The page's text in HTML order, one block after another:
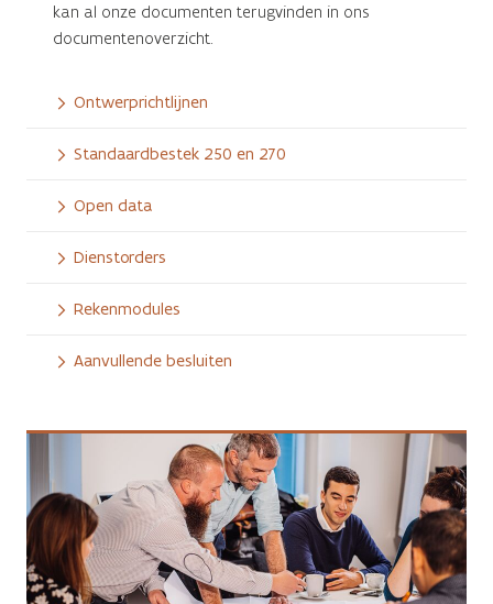
kan al onze documenten terugvinden in ons
documentenoverzicht.
Ontwerprichtlijnen
Standaardbestek 250 en 270
Open data
Dienstorders
Rekenmodules
Aanvullende besluiten